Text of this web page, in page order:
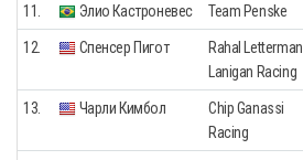
11. Элио Кастроневеc Team Penske
12. Спенсер Пигот
Rahal Letterman
Lanigan Racing
13. Чарли Кимбол
Chip Ganassi
Racing